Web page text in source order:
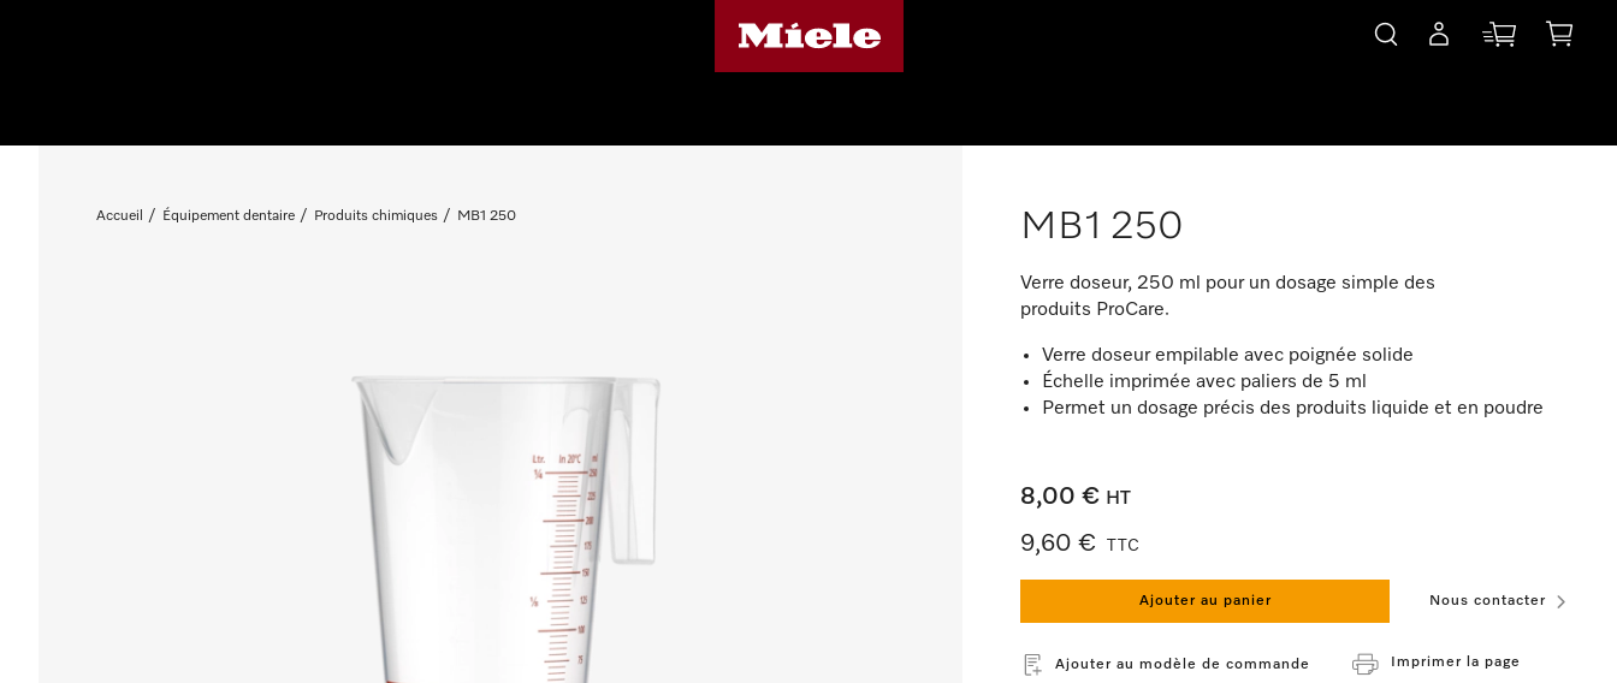
Accueil Équipement dentaire Produits chimiques MB1 250 MB1 250
Verre doseur, 250 ml pour un dosage simple des
produits ProCare.
Verre doseur empilable avec poignée solide
Échelle imprimée avec paliers de 5 ml
Permet un dosage précis des produits liquide et en poudre
8,00 € HT
9,60 € TTC
Ajouter au panier Nous contacter
Ajouter au modèle de commande Imprimer la page